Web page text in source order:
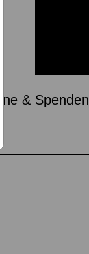
& Spenden